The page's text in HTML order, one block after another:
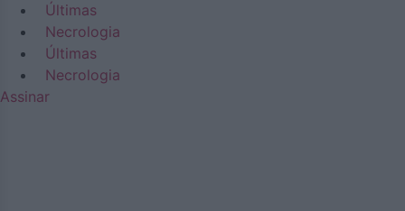
Últimas
Necrologia
Últimas
Necrologia
Assinar